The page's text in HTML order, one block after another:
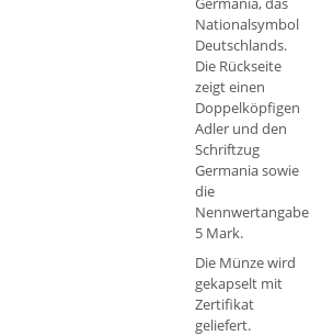
Nationalsymbol
Deutschlands.
Die Rückseite
zeigt einen
Doppelköpfigen
Adler und den
Schriftzug
Germania sowie
die
Nennwertangabe
5 Mark.
Die Münze wird
gekapselt mit
Zertifikat
geliefert.